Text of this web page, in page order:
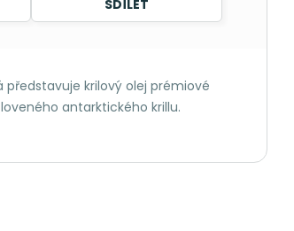
SDÍLET
představuje krilový olej prémiové
antarktického krillu.